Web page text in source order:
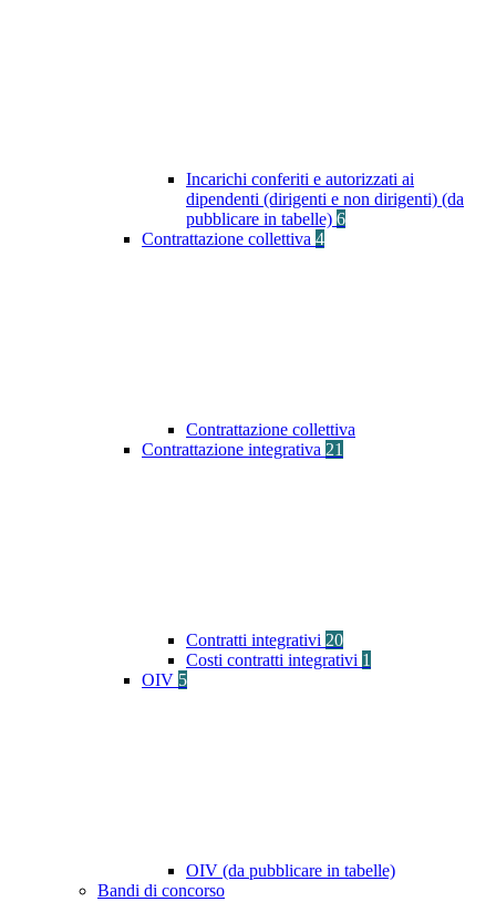
Incarichi conferiti e autorizzati ai
dipendenti (dirigenti e non dirigenti) (da
pubblicare in tabelle) 6
Contrattazione collettiva 4
Contrattazione collettiva
Contrattazione integrativa 21
Contratti integrativi 20
Costi contratti integrativi 1
OIV 5
OIV (da pubblicare in tabelle)
Bandi di concorso